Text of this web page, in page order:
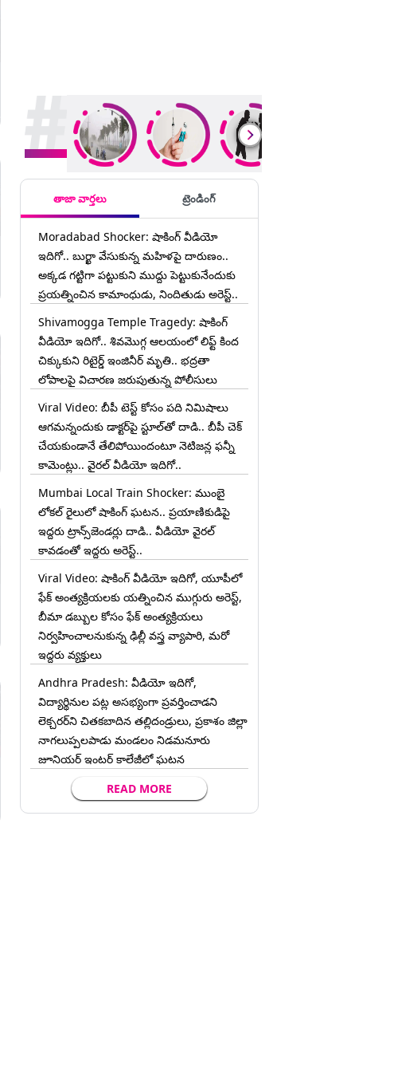
తాజా వార్తలు ట్రెండింగ్
Moradabad Shocker: షాకింగ్ వీడియో
ఇదిగో.. బుర్ఖా వేసుకున్న మహిళపై దారుణం..
అక్కడ గట్టిగా పట్టుకుని ముద్దు పెట్టుకునేందుకు
ప్రయత్నించిన కామాంధుడు, నిందితుడు అరెస్ట్..
Shivamogga Temple Tragedy: షాకింగ్
వీడియో ఇదిగో.. శివమొగ్గ ఆలయంలో లిఫ్ట్ కింద
చిక్కుకుని రిటైర్డ్ ఇంజినీర్ మృతి.. భద్రతా
లోపాలపై విచారణ జరుపుతున్న పోలీసులు
Viral Video: బీపీ టెస్ట్‌ కోసం పది నిమిషాలు
ఆగమన్నందుకు డాక్టర్‌పై స్టూల్‌తో దాడి.. బీపీ చెక్
చేయకుండానే తేలిపోయిందంటూ నెటిజన్ల ఫన్నీ
కామెంట్లు.. వైరల్ వీడియో ఇదిగో..
Mumbai Local Train Shocker: ముంబై
లోకల్ రైలులో షాకింగ్ ఘటన.. ప్రయాణికుడిపై
ఇద్దరు ట్రాన్స్‌జెండర్లు దాడి.. వీడియో వైరల్
కావడంతో ఇద్దరు అరెస్ట్..
Viral Video: షాకింగ్ వీడియో ఇదిగో, యూపీలో
ఫేక్ అంత్యక్రియలకు యత్నించిన ముగ్గురు అరెస్ట్,
బీమా డబ్బుల కోసం ఫేక్ అంత్యక్రియలు
నిర్వహించాలనుకున్న ఢిల్లీ వస్త్ర వ్యాపారి, మరో
ఇద్దరు వ్యక్తులు
Andhra Pradesh: వీడియో ఇదిగో,
విద్యార్థినుల పట్ల అసభ్యంగా ప్రవర్తించాడని
లెక్చ‌ర‌ర్‌ని చిత‌క‌బాదిన త‌ల్లిదండ్రులు, ప్రకాశం జిల్లా
నాగలుప్పలపాడు మండలం నిడమనూరు
జూనియర్ ఇంటర్ కాలేజీలో ఘటన
READ MORE